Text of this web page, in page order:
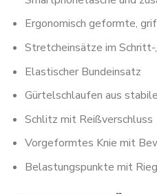
Ergonomisch geformte,
Stretcheinsätze im Schritt-
Elastischer Bundeinsatz
Gürtelschlaufen aus
Schlitz mit Reißverschluss
Vorgeformtes Knie mit
Belastungspunkte mit